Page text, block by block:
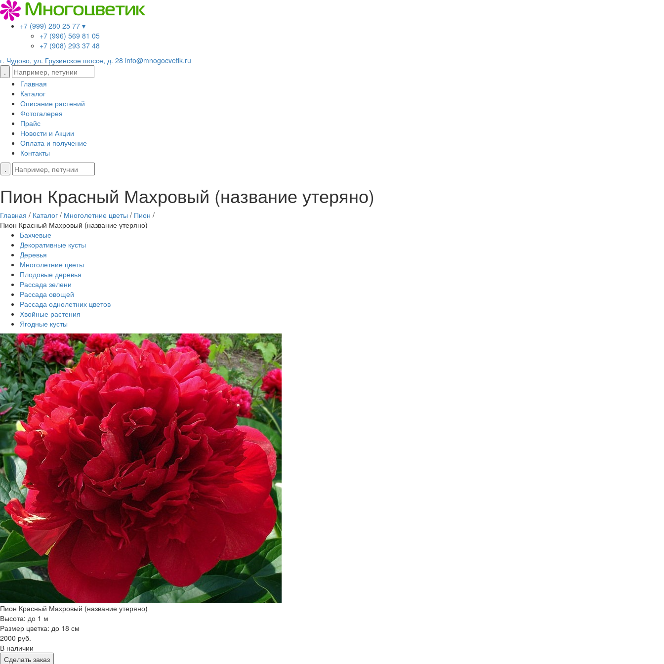
+7 (999) 280 25 77 ▾
+7 (996) 569 81 05
+7 (908) 293 37 48
г. Чудово, ул. Грузинское шоссе, д. 28 info@mnogocvetik.ru
Главная
Каталог
Описание растений
Фотогалерея
Прайс
Новости и Акции
Оплата и получение
Контакты
Пион Красный Махровый (название утеряно)
Главная / Каталог / Многолетние цветы / Пион /
Пион Красный Махровый (название утеряно)
Бахчевые
Декоративные кусты
Деревья
Многолетние цветы
Плодовые деревья
Рассада зелени
Рассада овощей
Рассада однолетних цветов
Хвойные растения
Ягодные кусты
Пион Красный Махровый (название утеряно)
Высота: до 1 м
Размер цветка: до 18 см
2000 руб.
В наличии
Сделать заказ